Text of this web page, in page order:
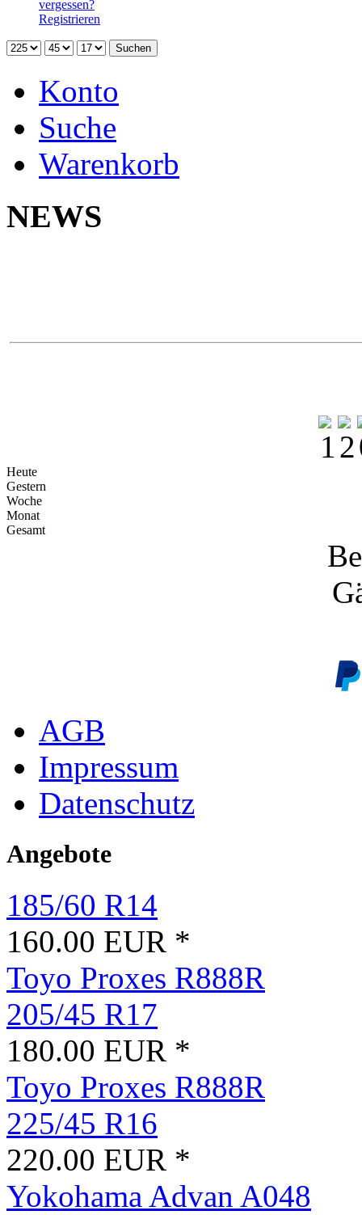
vergessen?
Registrieren
Konto
Suche
Warenkorb
NEWS
Heute
Gestern
Woche
Monat
Gesamt
AGB
Impressum
Datenschutz
Angebote
185/60 R14
160.00 EUR *
Toyo Proxes R888R
205/45 R17
180.00 EUR *
Toyo Proxes R888R
225/45 R16
220.00 EUR *
Yokohama Advan A048